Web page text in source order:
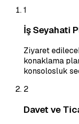
1
İş Seyahati
Ziyaret
konaklama
konsolosluk
2
Davet ve